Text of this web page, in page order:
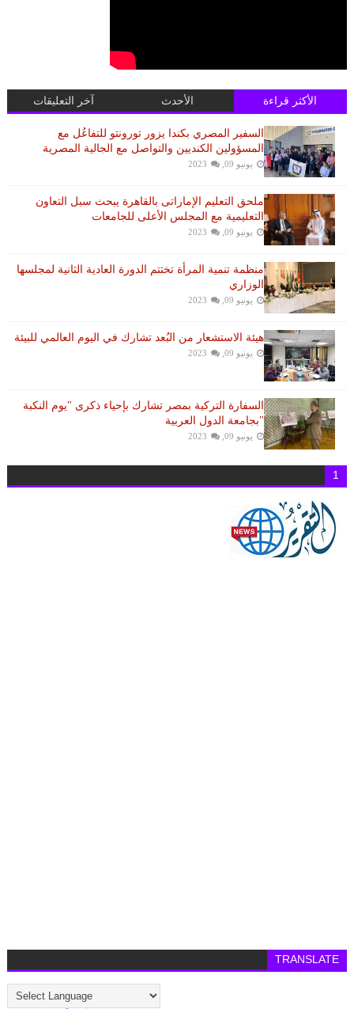
الأكثر قراءة الأحدث آخر التعليقات
السفير المصري بكندا يزور تورونتو للتفاعُل مع
المسؤولين الكنديين والتواصل مع الجالية المصرية
يونيو 09, 2023
ملحق التعليم الإماراتى بالقاهرة يبحث سبل التعاون
التعليمية مع المجلس الأعلى للجامعات
يونيو 09, 2023
منظمة تنمية المرأة تختتم الدورة العادية الثانية لمجلسها
الوزاري
يونيو 09, 2023
هيئة الاستشعار من البُعد تشارك في اليوم العالمي للبيئة
يونيو 09, 2023
السفارة التركية بمصر تشارك بإحياء ذكرى "يوم النكبة
"بجامعة الدول العربية
يونيو 09, 2023
1
TRANSLATE